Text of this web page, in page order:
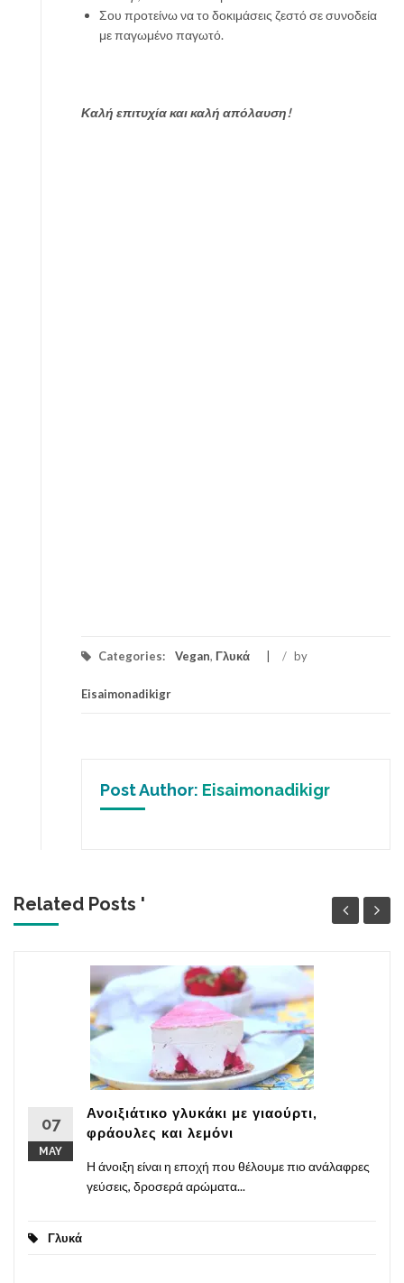
Σου προτείνω να το δοκιμάσεις ζεστό σε συνοδεία
με παγωμένο παγωτό.
Καλή επιτυχία και καλή απόλαυση!
Categories: Vegan, Γλυκά / by
Eisaimonadikigr
Post Author: Eisaimonadikigr
Related Posts '
07
MAY
Ανοιξιάτικο γλυκάκι με γιαούρτι,
φράουλες και λεμόνι
Η άνοιξη είναι η εποχή που θέλουμε πιο ανάλαφρες
γεύσεις, δροσερά αρώματα...
Γλυκά